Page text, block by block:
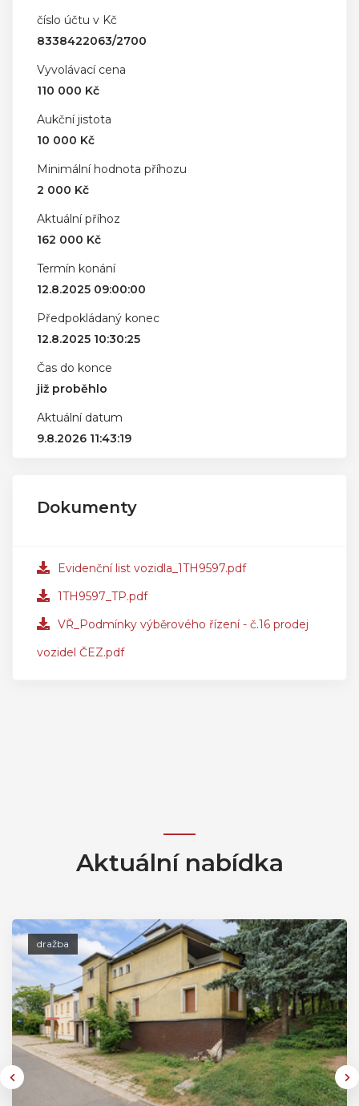
číslo účtu v Kč
8338422063/2700
Vyvolávací cena
110 000 Kč
Aukční jistota
10 000 Kč
Minimální hodnota příhozu
2 000 Kč
Aktuální příhoz
162 000 Kč
Termín konání
12.8.2025 09:00:00
Předpokládaný konec
12.8.2025 10:30:25
Čas do konce
již proběhlo
Aktuální datum
9.8.2026 11:43:19
Dokumenty
Evidenční list vozidla_1TH9597.pdf
1TH9597_TP.pdf
VŘ_Podmínky výběrového řízení - č.16 prodej
vozidel ČEZ.pdf
Aktuální nabídka
dražba